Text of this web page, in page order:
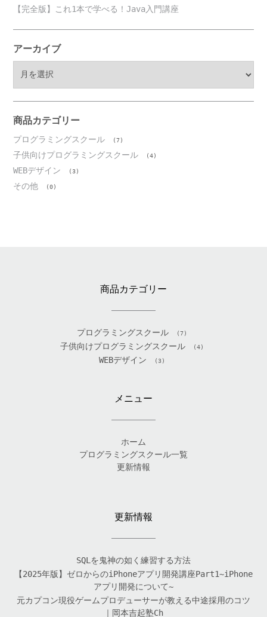
【完全版】これ1本で学べる！Java入門講座
アーカイブ
ブ
商品カテゴリー
プログラミングスクール (7)
子供向けプログラミングスクール (4)
WEBデザイン (3)
その他 (0)
商品カテゴリー
プログラミングスクール (7)
子供向けプログラミングスクール (4)
WEBデザイン (3)
メニュー
ホーム
プログラミングスクール一覧
更新情報
更新情報
SQLを鬼神の如く練習する方法
【2025年版】ゼロからのiPhoneアプリ開発講座Part1~iPhone
アプリ開発について~
元カプコン現役ゲームプロデューサーが教える中途採用のコツ
｜岡本吉起塾Ch